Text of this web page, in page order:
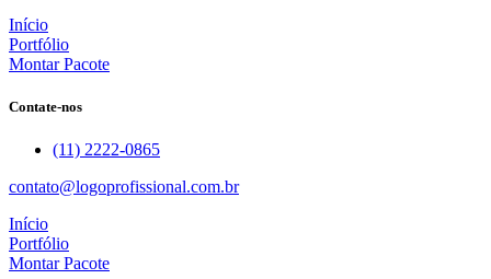
Início
Portfólio
Montar Pacote
Contate-nos
(11) 2222-0865
contato@logoprofissional.com.br
Início
Portfólio
Montar Pacote